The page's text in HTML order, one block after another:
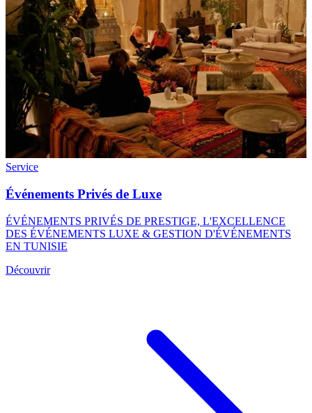
Service
Événements Privés de Luxe
ÉVÉNEMENTS PRIVÉS DE PRESTIGE, L'EXCELLENCE
DES ÉVÉNEMENTS LUXE & GESTION D'ÉVÉNEMENTS
EN TUNISIE
Découvrir